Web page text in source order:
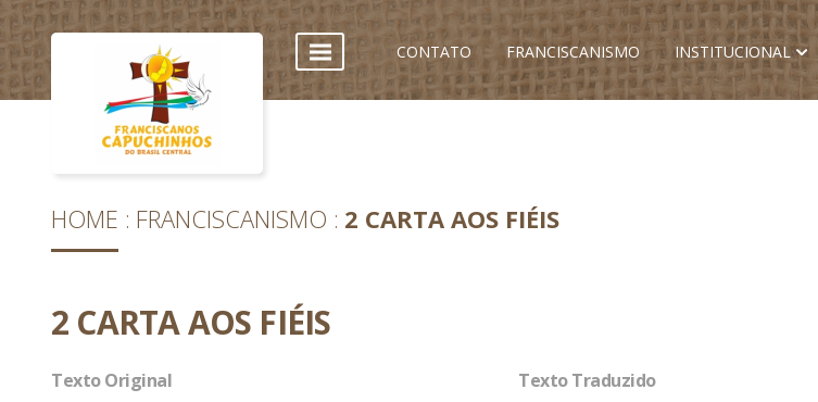
CONTATO FRANCISCANISMO INSTITUCIONAL
HOME FRANCISCANISMO 2 CARTA AOS FIÉIS
2 CARTA AOS FIÉIS
Texto Original Texto Traduzido